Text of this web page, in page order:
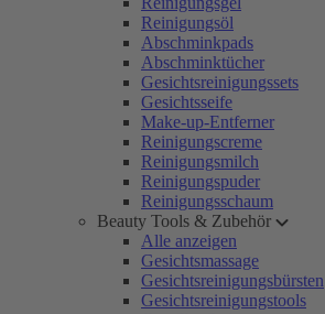
Reinigungsöl
Abschminkpads
Abschminktücher
Gesichtsreinigungssets
Gesichtsseife
Make-up-Entferner
Reinigungscreme
Reinigungsmilch
Reinigungspuder
Reinigungsschaum
Beauty Tools & Zubehör
Alle anzeigen
Gesichtsmassage
Gesichtsreinigungsbürsten
Gesichtsreinigungstools